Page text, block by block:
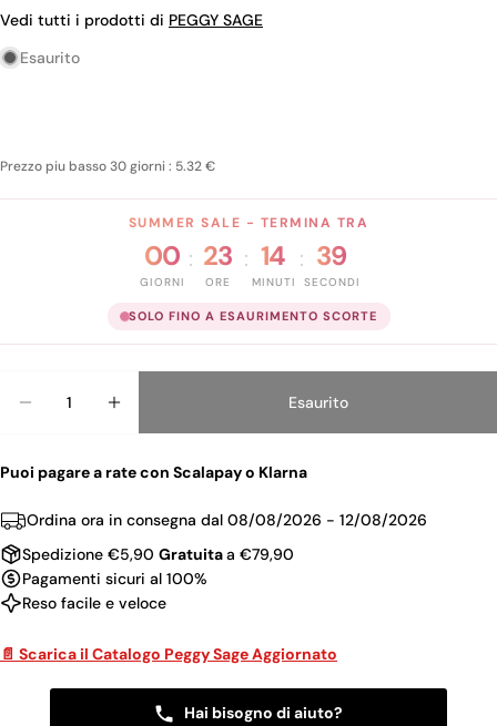
Vedi tutti i prodotti di PEGGY SAGE
Esaurito
Prezzo piu basso 30 giorni : 5.32 €
SUMMER SALE - TERMINA TRA
00
GIORNI
: 23
ORE
: 14
MINUTI
: 39
SECONDI
SOLO FINO A ESAURIMENTO SCORTE
Esaurito
Puoi pagare a rate con Scalapay o Klarna
Ordina ora in consegna dal 08/08/2026 - 12/08/2026
Spedizione €5,90 Gratuitaa €79,90
Pagamenti sicuri al 100%
Reso facile e veloce
📄 Scarica il Catalogo Peggy Sage Aggiornato
Hai bisogno di aiuto?